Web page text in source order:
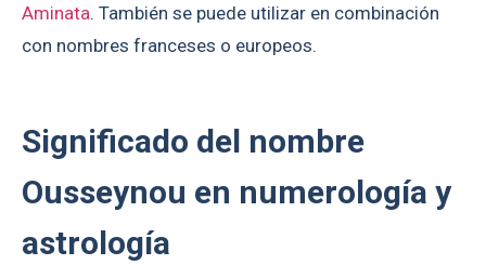
Aminata. También se puede utilizar en combinación
con nombres franceses o europeos.
Significado del nombre
Ousseynou en numerología y
astrología